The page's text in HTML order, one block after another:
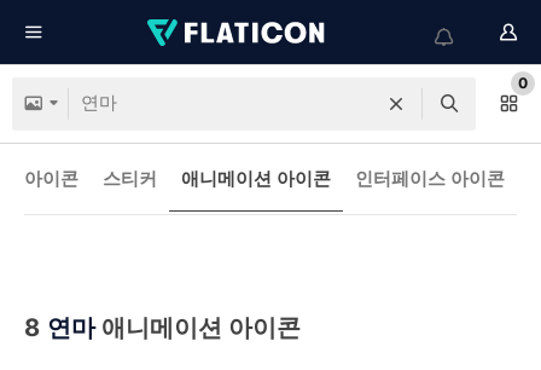
0
아이콘 스티커 애니메이션 아이콘 인터페이스 아이콘
8 연마애니메이션 아이콘